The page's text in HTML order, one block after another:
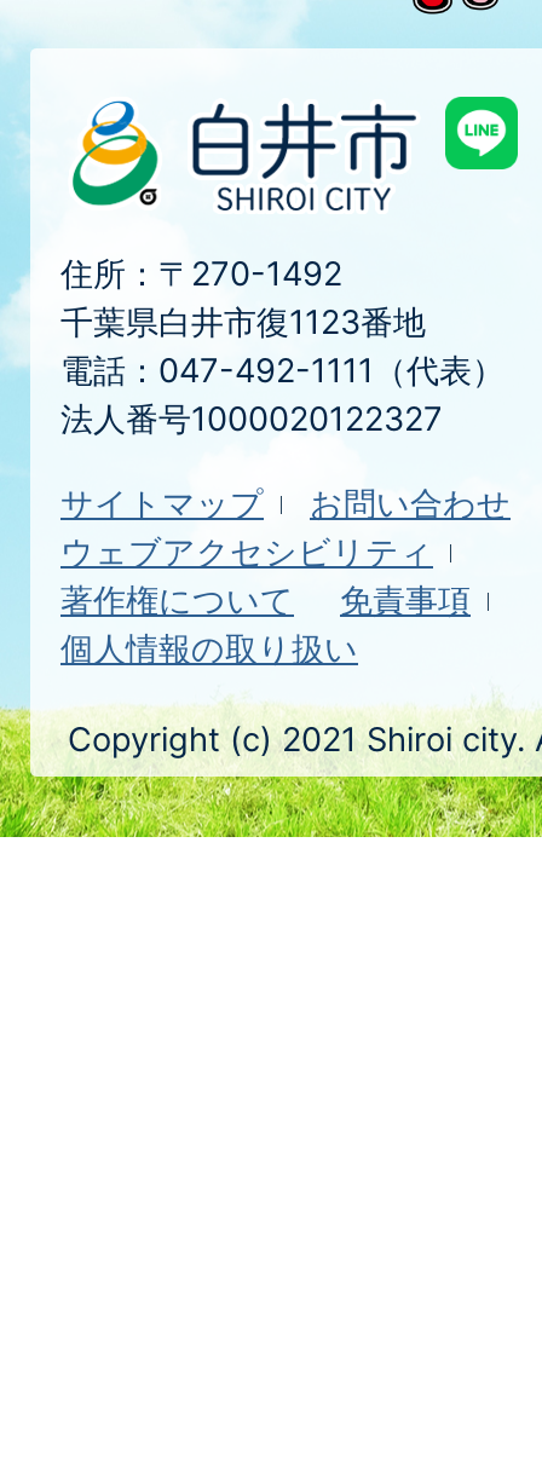
住所：〒270-1492
千葉県白井市復1123番地
電話：047-492-1111（代表）
法人番号1000020122327
サイトマップ
お問い合わせ
ウェブアクセシビリティ
著作権について
免責事項
個人情報の取り扱い
Copyright (c) 2021 Shiroi city.